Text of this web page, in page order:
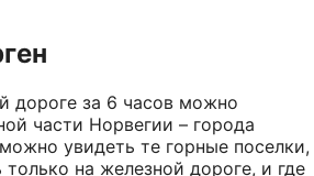
дороге за 6 часов можно
части Норвегии – города
увидеть те горные поселки,
на железной дороге, и где